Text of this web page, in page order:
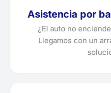
Asistencia por
¿El auto no
Llegamos con un